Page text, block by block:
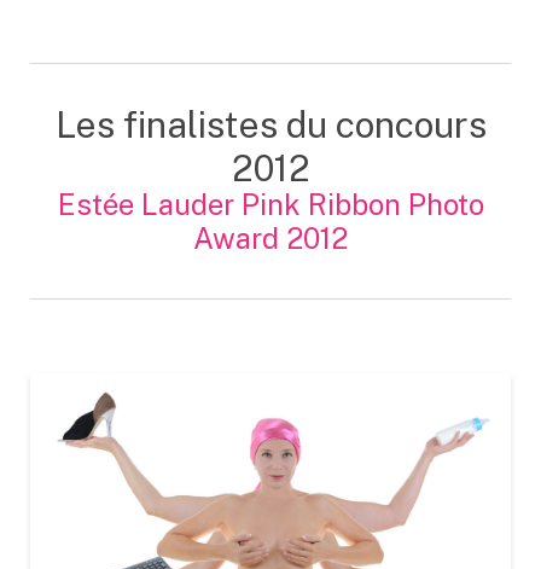
Les finalistes du concours
2012
Estée Lauder Pink Ribbon Photo
Award 2012